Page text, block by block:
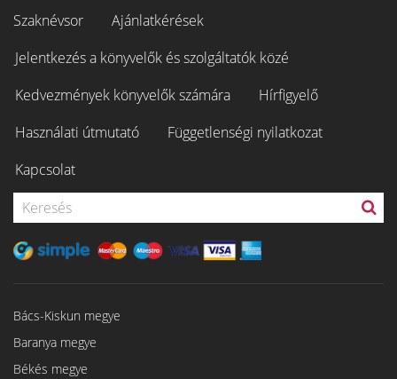
Szaknévsor
Ajánlatkérések
Jelentkezés a könyvelők és szolgáltatók közé
Kedvezmények könyvelők számára
Hírfigyelő
Használati útmutató
Függetlenségi nyilatkozat
Kapcsolat
Bács-Kiskun megye
Baranya megye
Békés megye